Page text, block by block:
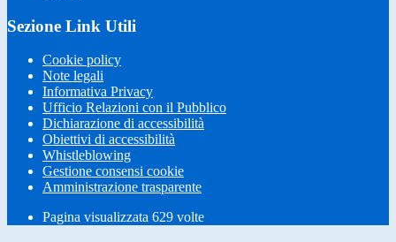
Sezione Link Utili
Cookie policy
Note legali
Informativa Privacy
Ufficio Relazioni con il Pubblico
Dichiarazione di accessibilità
Obiettivi di accessibilità
Whistleblowing
Gestione consensi cookie
Amministrazione trasparente
Pagina visualizzata 629 volte